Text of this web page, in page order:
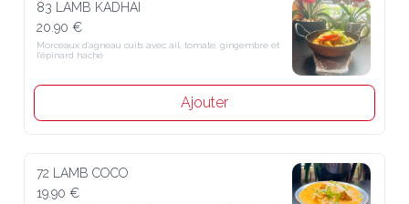
83 LAMB KADHAI
20.90 €
Morceaux d’agneau cuits avec ail, tomate, gingembre et
l’épinard haché
Ajouter
72 LAMB COCO
19.90 €